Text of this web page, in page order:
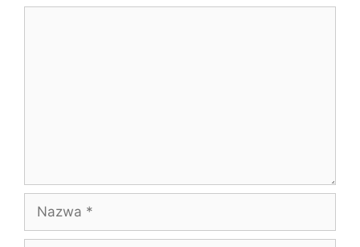
Nazwa